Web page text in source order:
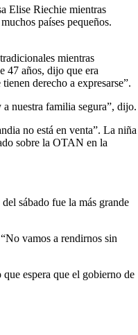
Elise Riechie mientras
países pequeños.
mientras
47 años, dijo que era
derecho a expresarse”.
nuestra familia segura”, dijo.
no está en venta”. La niña
sobre la OTAN en la
sábado fue la más grande
vamos a rendirnos sin
espera que el gobierno de